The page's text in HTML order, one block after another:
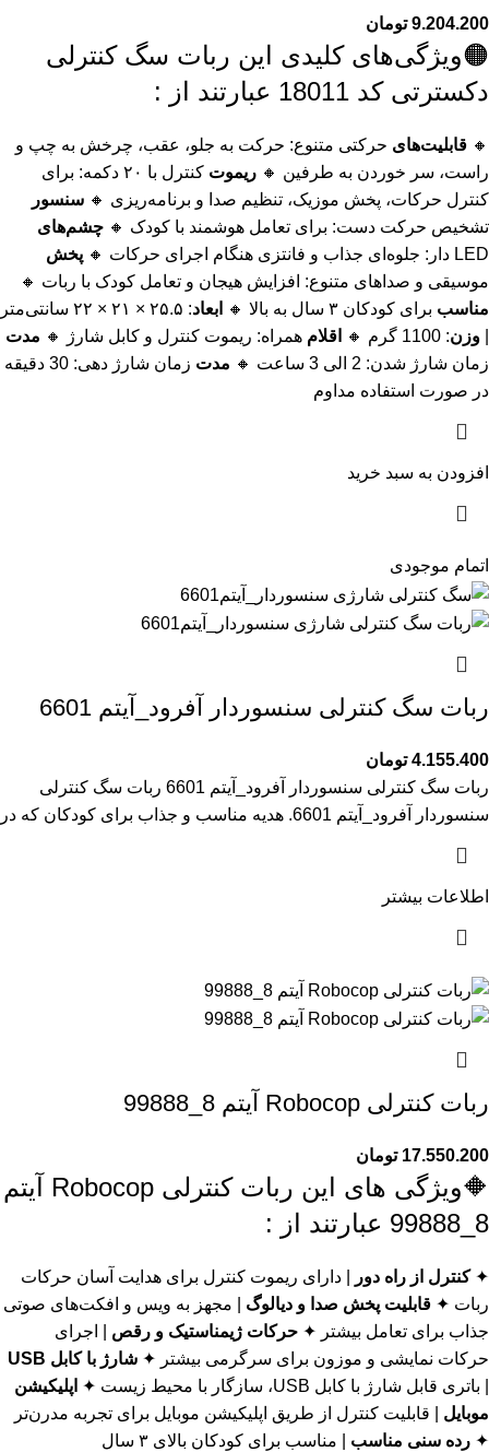
9.204.200 تومان
🟠ویژگی‌های کلیدی این ربات سگ کنترلی
دکسترتی کد 18011 عبارتند از :
🔸 قابلیت‌های حرکتی متنوع: حرکت به جلو، عقب، چرخش به چپ و
راست، سر خوردن به طرفین 🔸 ریموت
کنترل با ۲۰ دکمه: برای
کنترل حرکات، پخش موزیک، تنظیم صدا و برنامه‌ریزی 🔸 سنسور
تشخیص حرکت دست: برای تعامل هوشمند با کودک 🔸 چشم‌های
LED دار: جلوه‌ای جذاب و فانتزی هنگام اجرای حرکات 🔸
پخش
موسیقی و صداهای متنوع: افزایش هیجان و تعامل کودک با ربات 🔸
مناسب برای کودکان ۳ سال به بالا 🔸 ابعاد
: ۲۵.۵ × ۲۱ × ۲۲ سانتی‌متر
وزن: 1100 گرم 🔸 اقلام همراه: ریموت کنترل و کابل شارژ 🔸 مدت
زمان شارژ شدن: 2 الی 3 ساعت 🔸
مدت
زمان شارژ دهی: 30 دقیقه
در صورت استفاده مداوم
افزودن به سبد خرید
اتمام موجودی
ربات سگ کنترلی سنسوردار آفرود_آیتم 6601
4.155.400 تومان
ربات سگ کنترلی سنسوردار آفرود_آیتم 6601 ربات سگ کنترلی
سنسوردار آفرود_آیتم 6601. هدیه مناسب و جذاب برای کودکان که در
اطلاعات بیشتر
ربات کنترلی Robocop آیتم 8_99888
17.550.200 تومان
🔶ویژگی های این ربات کنترلی Robocop آیتم
8_99888 عبارتند از :
✦ کنترل از راه دور
| دارای ریموت کنترل برای هدایت آسان حرکات
ربات ✦ قابلیت پخش صدا و دیالوگ | مجهز به ویس و افکت‌های صوتی
جذاب برای تعامل بیشتر ✦ حرکات ژیمناستیک و رقص | اجرای
حرکات نمایشی و موزون برای سرگرمی بیشتر ✦ شارژ با کابل USB
| باتری قابل شارژ با کابل USB، سازگار با محیط زیست ✦
اپلیکیشن
موبایل | قابلیت کنترل از طریق اپلیکیشن موبایل برای تجربه مدرن‌تر
✦ رده سنی مناسب | مناسب برای کودکان بالای ۳ سال